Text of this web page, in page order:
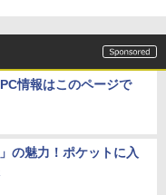
り! 【Win11正式対
高性能 第8世代 C
古ノートパソコン Win
オススメ おまかせ 15.6
GT1030搭載！
液晶 ゲーミングキー
世代 Corei5 8GB SSD2
版・高級金属製】【タ
ルモニター 15.6インチ
ヤレス接続 電池内蔵
イルモニター スタンド
ー 1080PフルHD 高画
情報はこのページで
の魅力！ポケットに入